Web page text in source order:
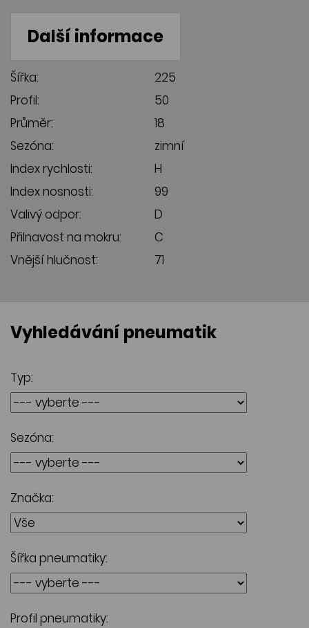
Další informace
Šířka:
225
Profil:
50
Průměr:
18
Sezóna:
zimní
Index rychlosti:
H
Index nosnosti:
99
Valivý odpor:
D
Přilnavost na mokru:
C
Vnější hlučnost:
71
Vyhledávání pneumatik
Typ:
Sezóna:
Značka:
Šířka pneumatiky:
Profil pneumatiky: